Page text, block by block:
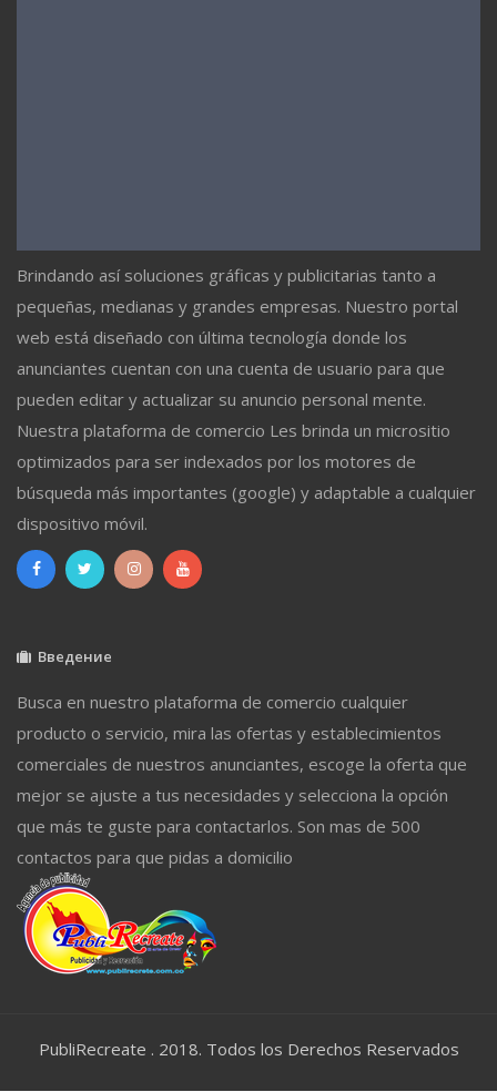
Brindando así soluciones gráficas y publicitarias tanto a
pequeñas, medianas y grandes empresas. Nuestro portal
web está diseñado con última tecnología donde los
anunciantes cuentan con una cuenta de usuario para que
pueden editar y actualizar su anuncio personal mente.
Nuestra plataforma de comercio Les brinda un micrositio
optimizados para ser indexados por los motores de
búsqueda más importantes (google) y adaptable a cualquier
dispositivo móvil.
Введение
Busca en nuestro plataforma de comercio cualquier
producto o servicio, mira las ofertas y establecimientos
comerciales de nuestros anunciantes, escoge la oferta que
mejor se ajuste a tus necesidades y selecciona la opción
que más te guste para contactarlos. Son mas de 500
contactos para que pidas a domicilio
PubliRecreate . 2018. Todos los Derechos Reservados